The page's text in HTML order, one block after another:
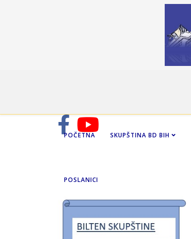
POČETNA SKUPŠTINA BD BIH
POSLANICI